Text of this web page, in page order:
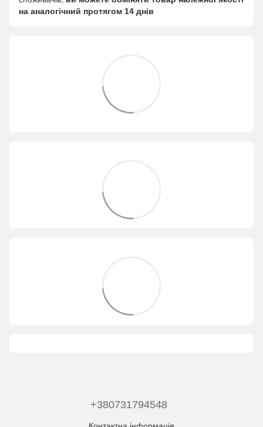
на аналогічний протягом 14 днів
+380731794548